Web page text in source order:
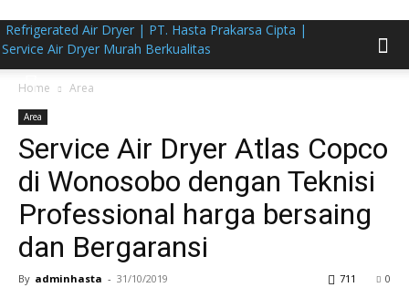
Refrigerated Air Dryer | PT. Hasta Prakarsa Cipta |
Service Air Dryer Murah Berkualitas
Home Area
Area
Service Air Dryer Atlas Copco
di Wonosobo dengan Teknisi
Professional harga bersaing
dan Bergaransi
By adminhasta - 31/10/2019 0
711